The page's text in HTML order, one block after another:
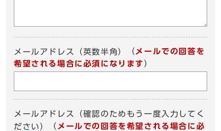
メールアドレス（英数半角） （ メールでの回答を
希望される場合に必須になります ）
メールアドレス（確認のためもう一度入力してく
ださい）
（ メールでの回答を希望される場合に必